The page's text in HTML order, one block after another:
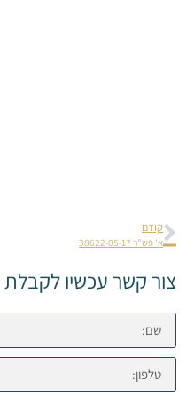
קודם
א' פש"ר 38622-05-17
צור קשר עכשיו לקבלת